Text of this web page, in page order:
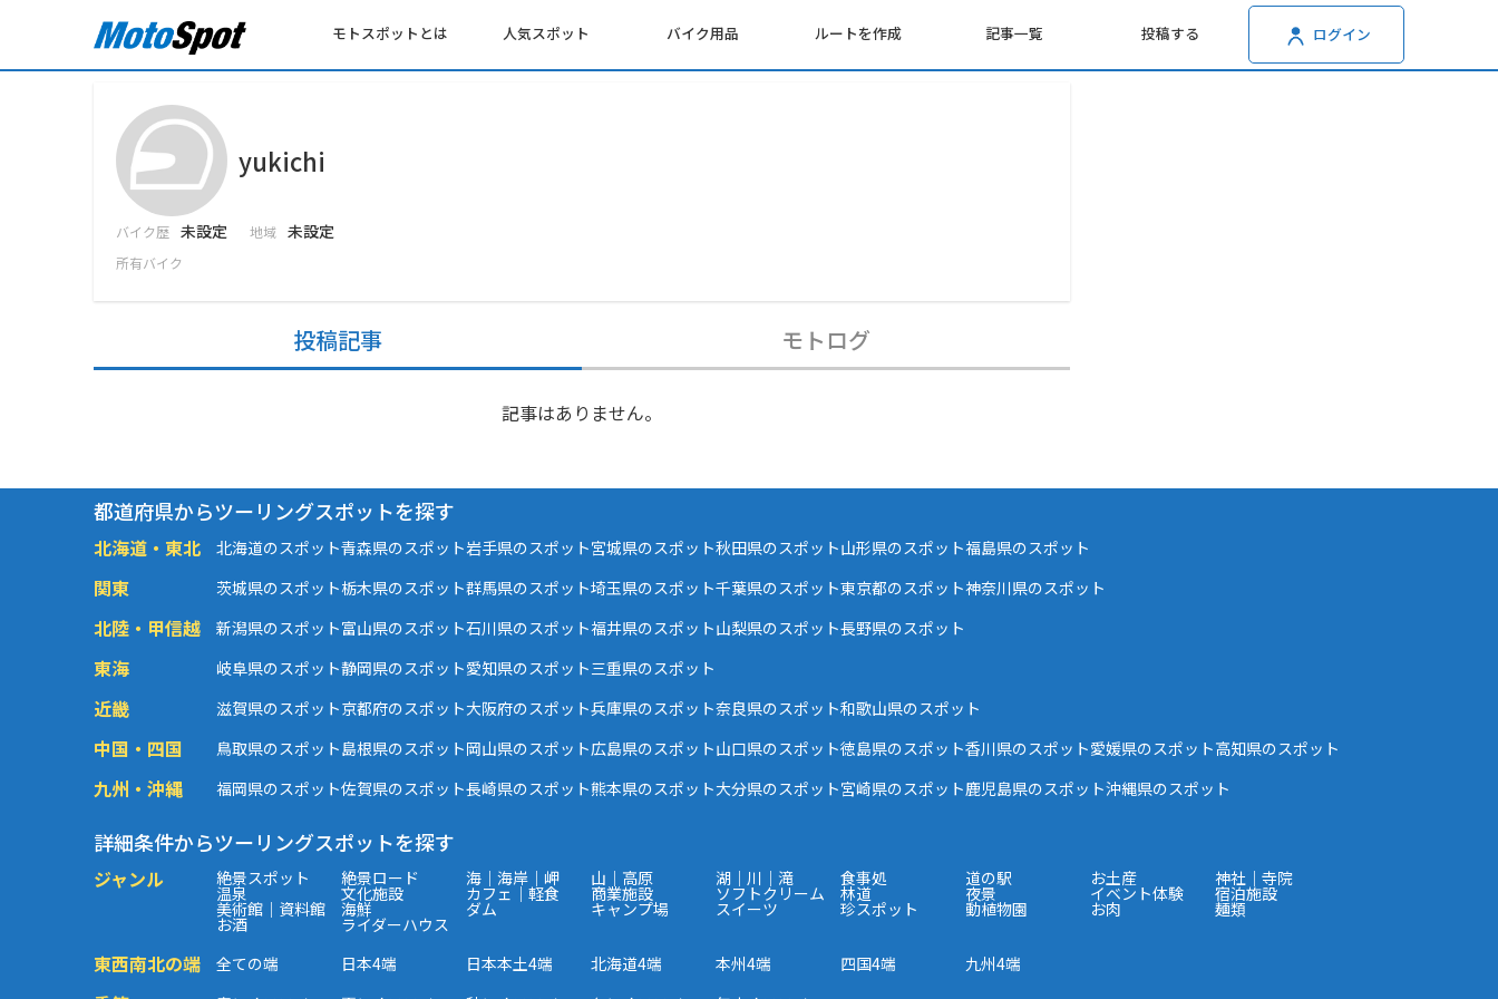
モトスポットとは 人気スポット バイク用品 ルートを作成 記事一覧 投稿する ログイン
yukichi
バイク歴 未設定 地域 未設定
所有バイク
投稿記事 モトログ
記事はありません。
都道府県からツーリングスポットを探す
北海道・東北 北海道のスポット青森県のスポット岩手県のスポット宮城県のスポット秋田県のスポット山形県のスポット福島県のスポット
関東 茨城県のスポット栃木県のスポット群馬県のスポット埼玉県のスポット千葉県のスポット東京都のスポット神奈川県のスポット
北陸・甲信越 新潟県のスポット富山県のスポット石川県のスポット福井県のスポット山梨県のスポット長野県のスポット
東海 岐阜県のスポット静岡県のスポット愛知県のスポット三重県のスポット
近畿 滋賀県のスポット京都府のスポット大阪府のスポット兵庫県のスポット奈良県のスポット和歌山県のスポット
中国・四国 鳥取県のスポット島根県のスポット岡山県のスポット広島県のスポット山口県のスポット徳島県のスポット香川県のスポット愛媛県のスポット高知県のスポット
九州・沖縄 福岡県のスポット佐賀県のスポット長崎県のスポット熊本県のスポット大分県のスポット宮崎県のスポット鹿児島県のスポット沖縄県のスポット
詳細条件からツーリングスポットを探す
ジャンル 絶景スポット 絶景ロード 海｜海岸｜岬 山｜高原 湖｜川｜滝 食事処 道の駅 お土産 神社｜寺院
温泉 文化施設 カフェ｜軽食 商業施設 ソフトクリーム 林道 夜景 イベント体験 宿泊施設
美術館｜資料館 海鮮 ダム キャンプ場 スイーツ 珍スポット 動植物園 お肉 麺類
お酒 ライダーハウス
東西南北の端 全ての端 日本4端 日本本土4端 北海道4端 本州4端 四国4端 九州4端